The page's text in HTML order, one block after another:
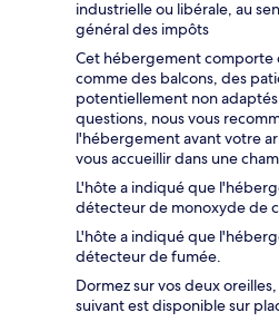
industrielle ou libérale, au
général des impôts
Cet hébergement comporte
comme des balcons, des
potentiellement non adaptés
questions, nous vous
l'hébergement avant votre
vous accueillir dans une
L'hôte a indiqué que
détecteur de monoxyde de
L'hôte a indiqué que
détecteur de fumée.
Dormez sur vos deux
suivant est disponible sur